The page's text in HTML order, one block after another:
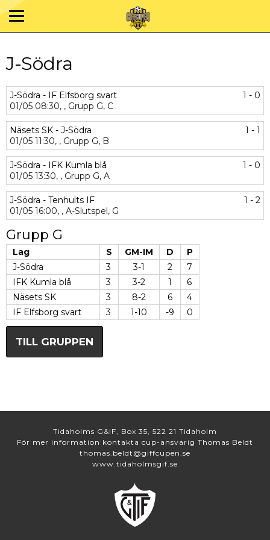
J-Södra
J-Södra - IF Elfsborg svart
1 - 0
01/05 08:30, , Grupp G, C
Näsets SK - J-Södra
1 - 1
01/05 11:30, , Grupp G, B
J-Södra - IFK Kumla blå
1 - 0
01/05 13:30, , Grupp G, A
J-Södra - Tenhults IF
1 - 2
01/05 16:00, , A-Slutspel, G
Grupp G
Lag S GM-IM D
P
J-Södra
3 3-1 2
7
IFK Kumla blå
3 3-2 1
6
Näsets SK
3 8-2 6
4
IF Elfsborg svart
3 1-10 -9 0
TILL GRUPPEN
Tidaholms G&IF, Box 35, 522 21 Tidaholm
För mer information kontakta cup-ansvarig Thomas Beldt
thomas.beldt@giffcupen.se
www.tidaholmsgif.se